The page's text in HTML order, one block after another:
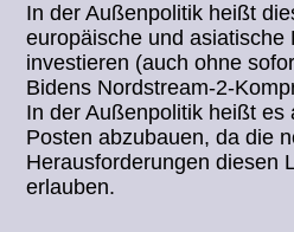
In der Außenpolitik heißt
europäische und asiatische
investieren (auch ohne
Bidens Nordstream-2-
In der Außenpolitik heißt es
Posten abzubauen, da die
Herausforderungen diesen
erlauben.